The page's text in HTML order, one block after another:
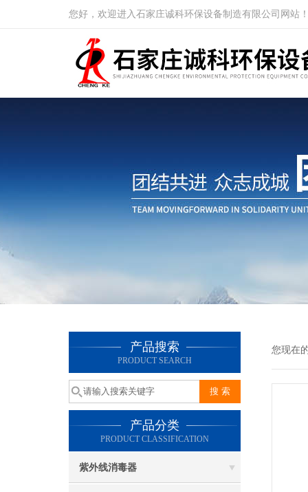
您好，欢迎进入石家庄诚科环保设备制造有限公司网站
产品搜索
PRODUCT SEARCH
产品分类
PRODUCT CLASSIFICATION
紫外线消毒器
您现在